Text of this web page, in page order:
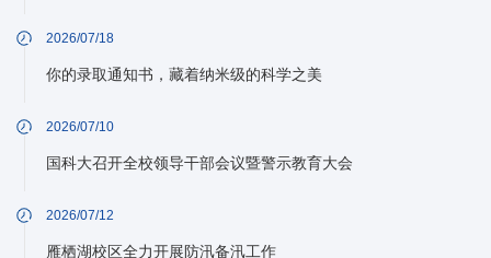
2026/07/18
你的录取通知书，藏着纳米级的科学之美
2026/07/10
国科大召开全校领导干部会议暨警示教育大会
2026/07/12
雁栖湖校区全力开展防汛备汛工作